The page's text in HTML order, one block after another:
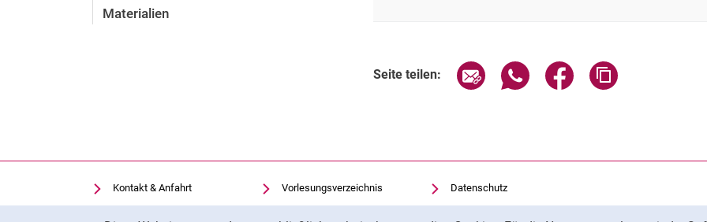
Materialien
Seite teilen: Seite über E-Mail teilen
Seite über WhatsApp teilen
Seite über Facebook
Kontakt & Anfahrt
Einrichtungen suchen
Vorlesungsverzeichnis
Uni-Bibliothek
Datenschutz
Barrierefreiheit